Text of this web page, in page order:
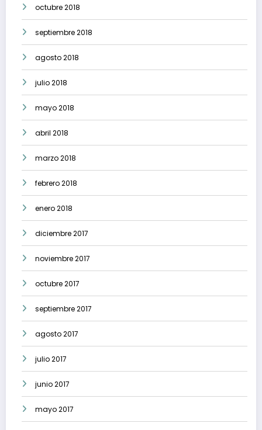
octubre 2018
septiembre 2018
agosto 2018
julio 2018
mayo 2018
abril 2018
marzo 2018
febrero 2018
enero 2018
diciembre 2017
noviembre 2017
octubre 2017
septiembre 2017
agosto 2017
julio 2017
junio 2017
mayo 2017